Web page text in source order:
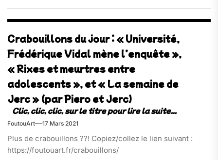
Crabouillons du jour : « Université,
Frédérique Vidal mène l’enquête »,
« Rixes et meurtres entre
adolescents », et « La semaine de
Jerc » (par Piero et Jerc)
FoutouArt 17 Mars 2021
Plus de crabouillons ??! Copiez/collez le lien suivant :
https://foutouart.fr/crabouillons/